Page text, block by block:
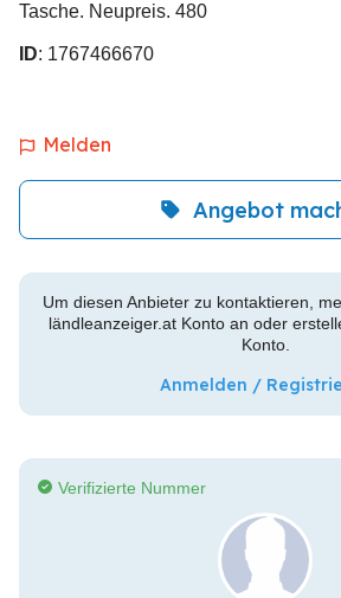
Tasche. Neupreis. 480
ID: 1767466670
Melden
Angebot
Um diesen Anbieter zu kontaktieren,
ländleanzeiger.at Konto an oder
Konto.
Anmelden /
Verifizierte Nummer